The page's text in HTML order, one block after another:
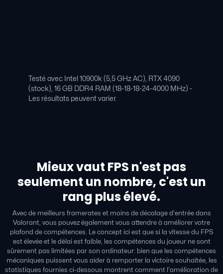
Testé avec Intel 10900k (5,5 GHz AC), RTX 4090
(stock), 16 GB DDR4 RAM (18-18-18-24-4000 MHz) -
Les résultats peuvent varier.
Mieux vaut FPS n'est pas
seulement un nombre, c'est un
rang plus élevé.
Avec de meilleurs framerates et moins de décalage d'entrée dans
Valorant, vous pouvez également vous attendre à améliorer votre
plafond de compétences. Le concept ici est que si la vitesse du FPS
est élevée et le délai est faible, les compétences du joueur ne sont
sûrement pas limitées par son ordinateur: bien que les compétences
mécaniques puissent vous aider à remporter la victoire souhaitée, les
statistiques fournies ci-dessous montrent comment l'amélioration de